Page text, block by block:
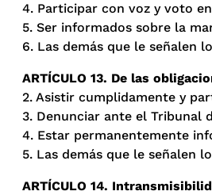
4. Participar con voz y voto
5. Ser informados sobre la
6. Las demás que le señalen
ARTÍCULO 13. De las
2. Asistir cumplidamente y
3. Denunciar ante el Tribunal
4. Estar permanentemente
5. Las demás que le señalen
ARTÍCULO 14.